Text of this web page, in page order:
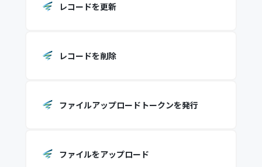
レコードを更新
レコードを削除
ファイルアップロードトークンを発行
ファイルをアップロード